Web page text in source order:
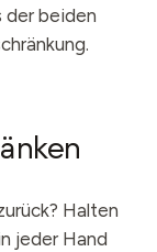
der beiden
Halten
jeder Hand